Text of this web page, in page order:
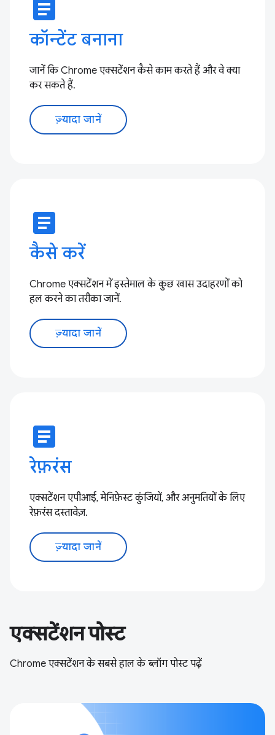
article
कॉन्टेंट बनाना
जानें कि Chrome एक्सटेंशन कैसे काम करते हैं और वे क्या
कर सकते हैं.
ज़्यादा जानें
article
कैसे करें
Chrome एक्सटेंशन में इस्तेमाल के कुछ खास उदाहरणों को
हल करने का तरीका जानें.
ज़्यादा जानें
article
रेफ़रंस
एक्सटेंशन एपीआई, मेनिफ़ेस्ट कुंजियों, और अनुमतियों के लिए
रेफ़रंस दस्तावेज़.
ज़्यादा जानें
एक्सटेंशन पोस्ट
Chrome एक्सटेंशन के सबसे हाल के ब्लॉग पोस्ट पढ़ें